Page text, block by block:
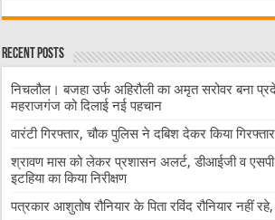
Recent Posts
निचलौल। बजहा उर्फ अहिरौली का अमृत सरोवर बना
महराजगंज को दिलाई नई पहचान
वारंटी गिरफ्तार, चौक पुलिस ने दबिश देकर किया गिरफ्तार
श्रावण मास को लेकर प्रशासन अलर्ट, डीआईजी व
इटहिया का किया निरीक्षण
पत्रकार आशुतोष रौनियार के पिता रविंद रौनियार नहीं